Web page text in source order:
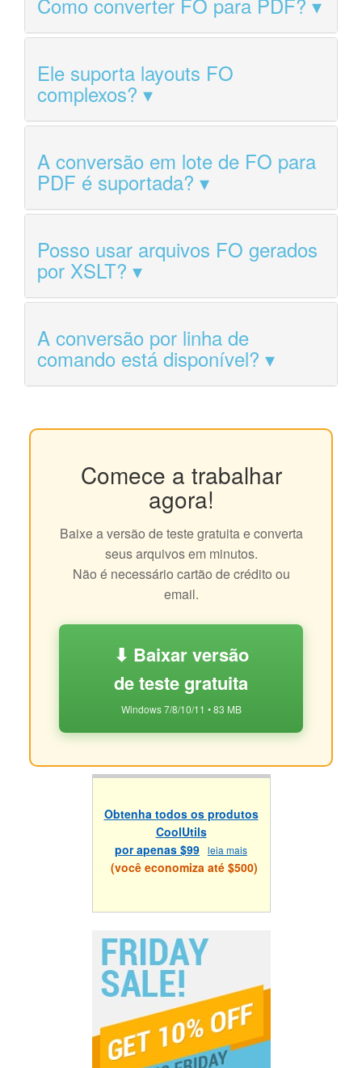
Ele suporta layouts FO
complexos?
A conversão em lote de FO para
PDF é suportada?
Posso usar arquivos FO gerados
por XSLT?
A conversão por linha de
comando está disponível?
Comece a trabalhar
agora!
Baixe a versão de teste gratuita e converta
seus arquivos em minutos.
Não é necessário cartão de crédito ou
email.
⬇ Baixar versão
de teste gratuita
Windows 7/8/10/11 • 83 MB
Obtenha todos os produtos
CoolUtils
por apenas $99 leia mais
(você economiza até $500)